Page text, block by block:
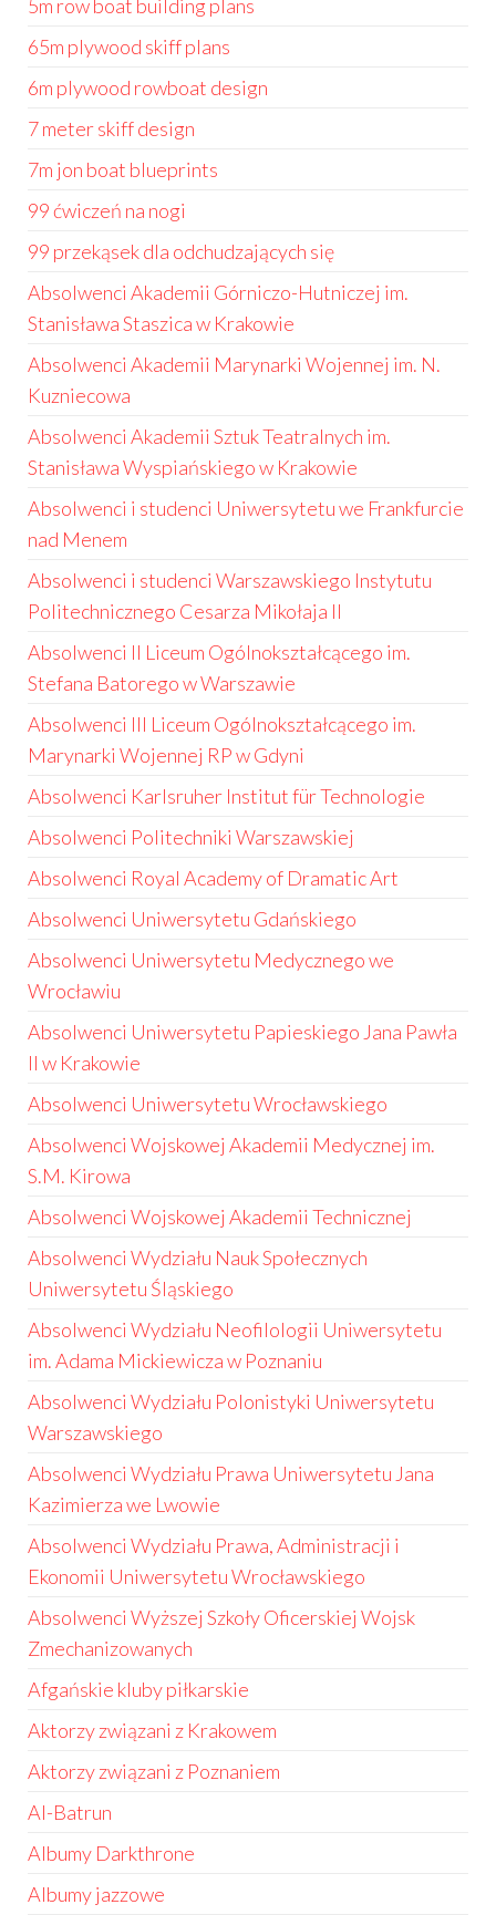
5m row boat building plans
65m plywood skiff plans
6m plywood rowboat design
7 meter skiff design
7m jon boat blueprints
99 ćwiczeń na nogi
99 przekąsek dla odchudzających się
Absolwenci Akademii Górniczo-Hutniczej im.
Stanisława Staszica w Krakowie
Absolwenci Akademii Marynarki Wojennej im. N.
Kuzniecowa
Absolwenci Akademii Sztuk Teatralnych im.
Stanisława Wyspiańskiego w Krakowie
Absolwenci i studenci Uniwersytetu we Frankfurcie
nad Menem
Absolwenci i studenci Warszawskiego Instytutu
Politechnicznego Cesarza Mikołaja II
Absolwenci II Liceum Ogólnokształcącego im.
Stefana Batorego w Warszawie
Absolwenci III Liceum Ogólnokształcącego im.
Marynarki Wojennej RP w Gdyni
Absolwenci Karlsruher Institut für Technologie
Absolwenci Politechniki Warszawskiej
Absolwenci Royal Academy of Dramatic Art
Absolwenci Uniwersytetu Gdańskiego
Absolwenci Uniwersytetu Medycznego we
Wrocławiu
Absolwenci Uniwersytetu Papieskiego Jana Pawła
II w Krakowie
Absolwenci Uniwersytetu Wrocławskiego
Absolwenci Wojskowej Akademii Medycznej im.
S.M. Kirowa
Absolwenci Wojskowej Akademii Technicznej
Absolwenci Wydziału Nauk Społecznych
Uniwersytetu Śląskiego
Absolwenci Wydziału Neofilologii Uniwersytetu
im. Adama Mickiewicza w Poznaniu
Absolwenci Wydziału Polonistyki Uniwersytetu
Warszawskiego
Absolwenci Wydziału Prawa Uniwersytetu Jana
Kazimierza we Lwowie
Absolwenci Wydziału Prawa, Administracji i
Ekonomii Uniwersytetu Wrocławskiego
Absolwenci Wyższej Szkoły Oficerskiej Wojsk
Zmechanizowanych
Afgańskie kluby piłkarskie
Aktorzy związani z Krakowem
Aktorzy związani z Poznaniem
Al-Batrun
Albumy Darkthrone
Albumy jazzowe